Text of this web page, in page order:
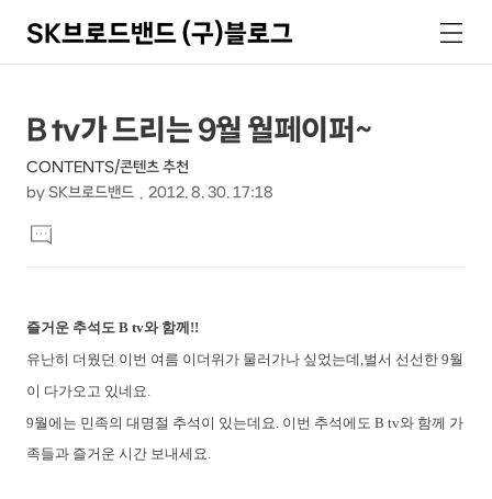
SK브로드밴드 (구)블로그
색
메
뉴
상
세
컨
텐
본
문
제
목
B tv가 드리는 9월 월페이퍼~
CONTENTS/콘텐츠 추천
by SK브로드밴드 2012. 8. 30. 17:18
문
댓
글
즐거운 추석도 B tv와 함께!!
유난히 더웠던 이번 여름 이더위가 물러가나 싶었는데,벌서 선선한 9월
이 다가오고 있네요.
9월에는 민족의 대명절 추석이 있는데요. 이번 추석에도 B tv와 함께 가
족들과 즐거운 시간 보내세요.